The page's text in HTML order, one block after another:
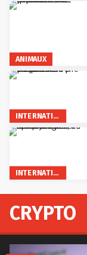
ANIMAUX
INTERNATIONAL
INTERNATIONAL
CRYPTO